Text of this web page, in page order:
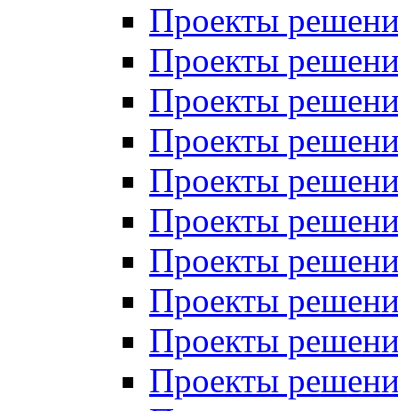
Проекты
Проекты
Проекты
Проекты
Проекты
Проекты
Проекты
Проекты
Проекты
Проекты